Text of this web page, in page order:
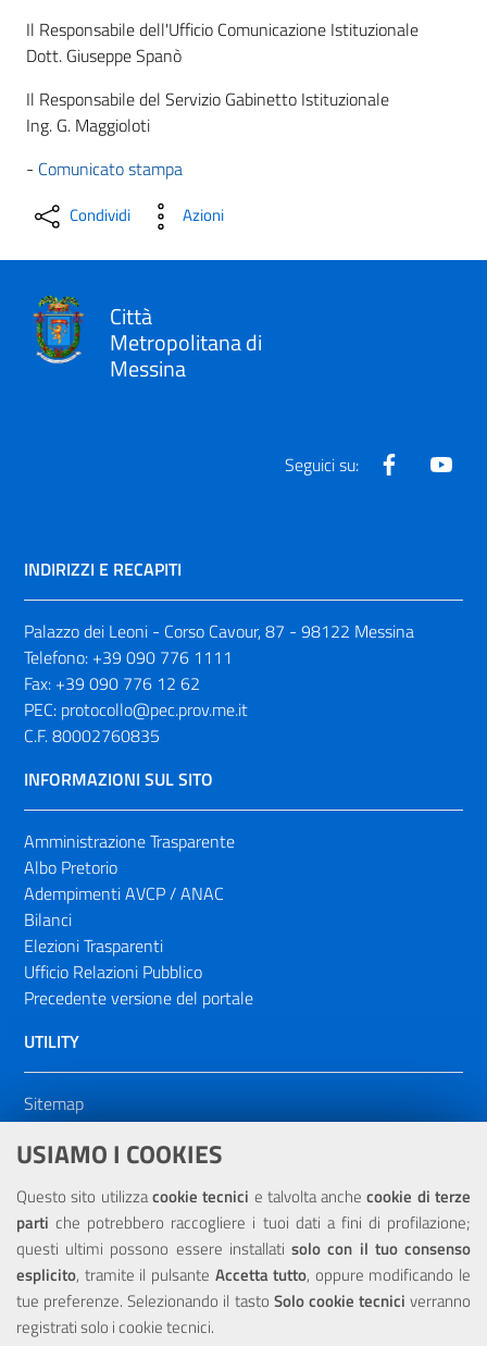
USIAMO I COOKIES
Questo sito utilizzacookie tecnici e talvolta anchecookie di terze
parti che potrebbero raccogliere i tuoi dati a fini di profilazione;
questi ultimi possono essere installatisolo con il tuo consenso
esplicito, tramite il pulsante Accetta tutto, oppure modificando le
tue preferenze. Selezionando il tasto Solo cookie tecnici verranno
registrati solo i cookie tecnici.
Il Responsabile dell'Ufficio Comunicazione Istituzionale
Dott. Giuseppe Spanò
Il Responsabile del Servizio Gabinetto Istituzionale
Ing. G. Maggioloti
- Comunicato stampa
Condividi Azioni
Città
Metropolitana di
Messina
Seguici su: Facebook
INDIRIZZI E RECAPITI
Palazzo dei Leoni - Corso Cavour, 87 - 98122 Messina
Telefono: +39 090 776 1111
Fax: +39 090 776 12 62
PEC: protocollo@pec.prov.me.it
C.F. 80002760835
INFORMAZIONI SUL SITO
Amministrazione Trasparente
Albo Pretorio
Adempimenti AVCP / ANAC
Bilanci
Elezioni Trasparenti
Ufficio Relazioni Pubblico
Precedente versione del portale
UTILITY
Sitemap
Dichiarazione di accessibilità
NOTE LEGALI
Privacy